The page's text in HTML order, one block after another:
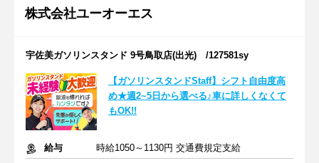
株式会社ユーオーエス
宇佐美ガソリンスタンド 9号鳥取店(出光) /127581sy
【ガソリンスタンドStaff】シフト自由度高
め★週2~5日から選べる♪車に詳しくなくて
もOK!!
給与
時給1050～1130円 交通費規定支給